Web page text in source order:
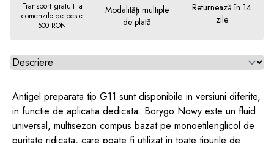
Transport gratuit la
comenzile de peste
500 RON
Modalități multiple
de plată
Returnează în 14
zile
Alegeti tab
Antigel preparata tip G11 sunt disponibile in versiuni diferite,
in functie de aplicatia dedicata. Borygo Nowy este un fluid
universal, multisezon compus bazat pe monoetilenglicol de